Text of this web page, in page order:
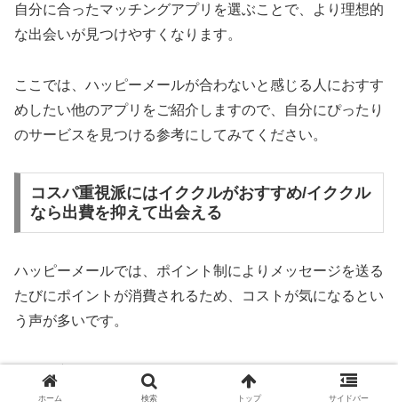
自分に合ったマッチングアプリを選ぶことで、より理想的
な出会いが見つけやすくなります。
ここでは、ハッピーメールが合わないと感じる人におすす
めしたい他のアプリをご紹介しますので、自分にぴったり
のサービスを見つける参考にしてみてください。
コスパ重視派にはイククルがおすすめ/イククル
なら出費を抑えて出会える
ハッピーメールでは、ポイント制によりメッセージを送る
たびにポイントが消費されるため、コストが気になるとい
う声が多いです。
そんな方には「イククル」がおすすめです。
ホーム 検索 トップ サイドバー